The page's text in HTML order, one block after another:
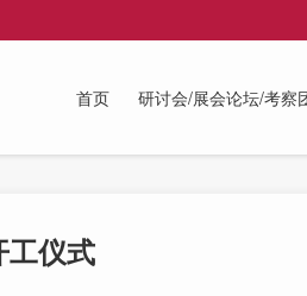
首页 研讨会/展会论坛/考察
仪式